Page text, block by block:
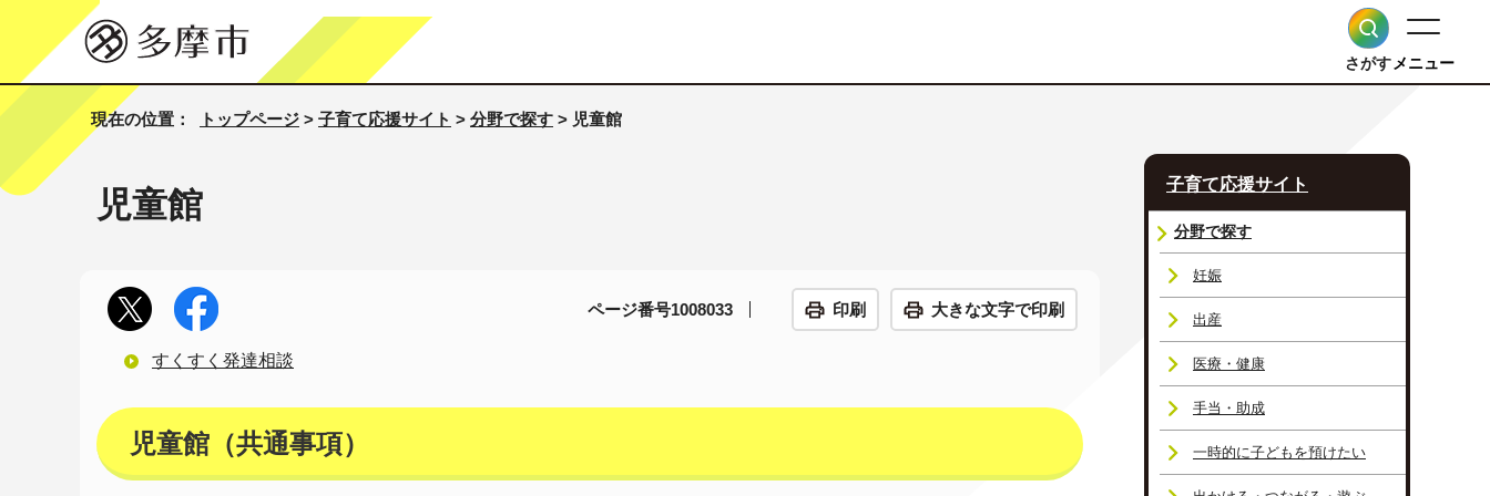
さがすメニュー
現在の位置： トップページ > 子育て応援サイト > 分野で探す > 児童館
児童館
ページ番号1008033 印刷 大きな文字で印刷
すくすく発達相談
児童館（共通事項）
子育て応援サイト
分野で探す
妊娠
出産
医療・健康
手当・助成
一時的に子どもを預けたい